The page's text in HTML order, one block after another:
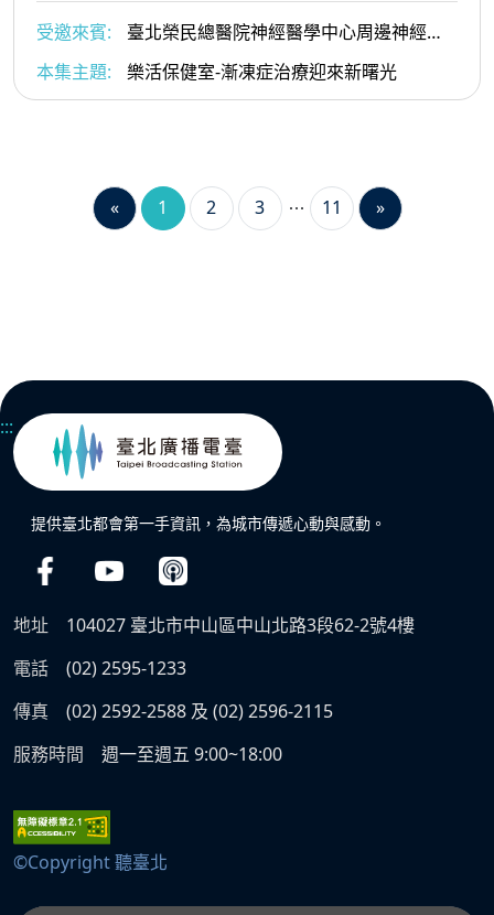
受邀來賓:
臺北榮民總醫院神經醫學中心周邊神經科
李宜中教授
本集主題: 樂活保健室-漸凍症治療迎來新曙光
« 1 2 3 11 »
:::
提供臺北都會第一手資訊，為城市傳遞心動與感動。
地址
104027 臺北市中山區中山北路3段62-2號4樓
電話
(02) 2595-1233
傳真
(02) 2592-2588 及 (02) 2596-2115
服務時間
週一至週五 9:00~18:00
©Copyright 聽臺北